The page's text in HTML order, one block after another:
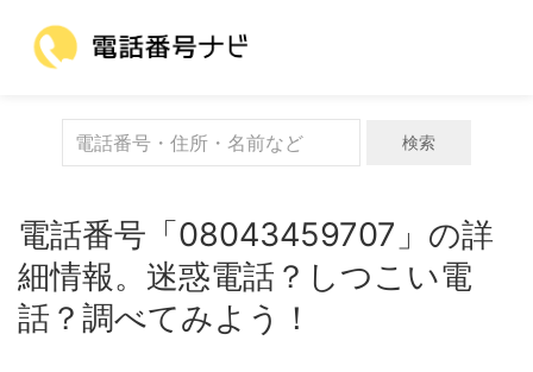
検索
電話番号「08043459707」の詳
細情報。迷惑電話？しつこい電
話？調べてみよう！